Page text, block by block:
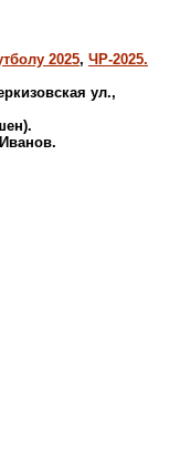
2025, ЧР-2025.
ул.,